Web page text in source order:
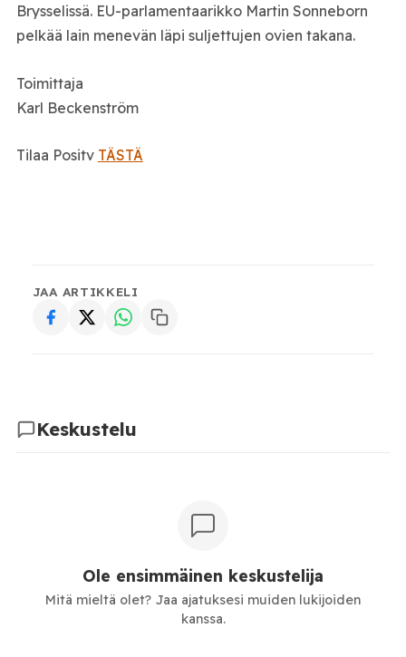
Brysselissä. EU-parlamentaarikko Martin Sonneborn
pelkää lain menevän läpi suljettujen ovien takana.
Toimittaja
Karl Beckenström
Tilaa Positv TÄSTÄ
JAA ARTIKKELI
Keskustelu
Ole ensimmäinen keskustelija
Mitä mieltä olet? Jaa ajatuksesi muiden lukijoiden
kanssa.